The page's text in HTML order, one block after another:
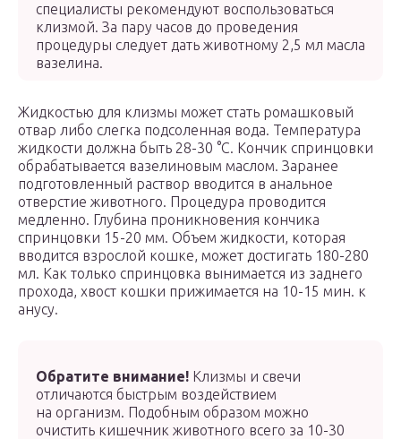
специалисты рекомендуют воспользоваться
клизмой. За пару часов до проведения
процедуры следует дать животному 2,5 мл масла
вазелина.
Жидкостью для клизмы может стать ромашковый
отвар либо слегка подсоленная вода. Температура
жидкости должна быть 28-30 °С. Кончик спринцовки
обрабатывается вазелиновым маслом. Заранее
подготовленный раствор вводится в анальное
отверстие животного. Процедура проводится
медленно. Глубина проникновения кончика
спринцовки 15-20 мм. Объем жидкости, которая
вводится взрослой кошке, может достигать 180-280
мл. Как только спринцовка вынимается из заднего
прохода, хвост кошки прижимается на 10-15 мин. к
анусу.
Обратите внимание! Клизмы и свечи
отличаются быстрым воздействием
на организм. Подобным образом можно
очистить кишечник животного всего за 10-30